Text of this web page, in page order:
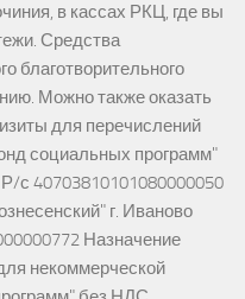
в кассах РКЦ, где вы
Средства
благотворительного
Можно также оказать
для перечислений
социальных программ"
с 40703810101080000050
г. Иваново
Назначение
некоммерческой